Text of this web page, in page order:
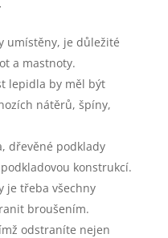
umístěny, je důležité
a mastnoty.
lepidla by měl být
nátěrů, špíny,
dřevěné podklady
konstrukcí.
je třeba všechny
broušením.
odstraníte nejen